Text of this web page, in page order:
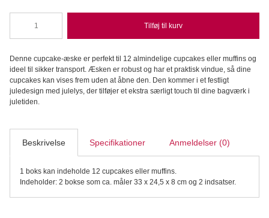
Kageboks
til
stk
cupcakes/muffins
2
stk
–
Lights
antal
Tilføj til kurv
Denne cupcake-æske er perfekt til 12 almindelige cupcakes eller muffins og
ideel til sikker transport. Æsken er robust og har et praktisk vindue, så dine
cupcakes kan vises frem uden at åbne den. Den kommer i et festligt
juledesign med julelys, der tilføjer et ekstra særligt touch til dine bagværk i
juletiden.
Beskrivelse Specifikationer Anmeldelser (0)
1 boks kan indeholde 12 cupcakes eller muffins.
Indeholder: 2 bokse som ca. måler 33 x 24,5 x 8 cm og 2 indsatser.